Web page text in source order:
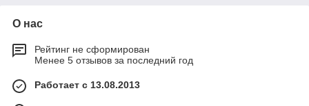
О нас
Рейтинг не сформирован
Менее 5 отзывов за последний год
Работает с 13.08.2013